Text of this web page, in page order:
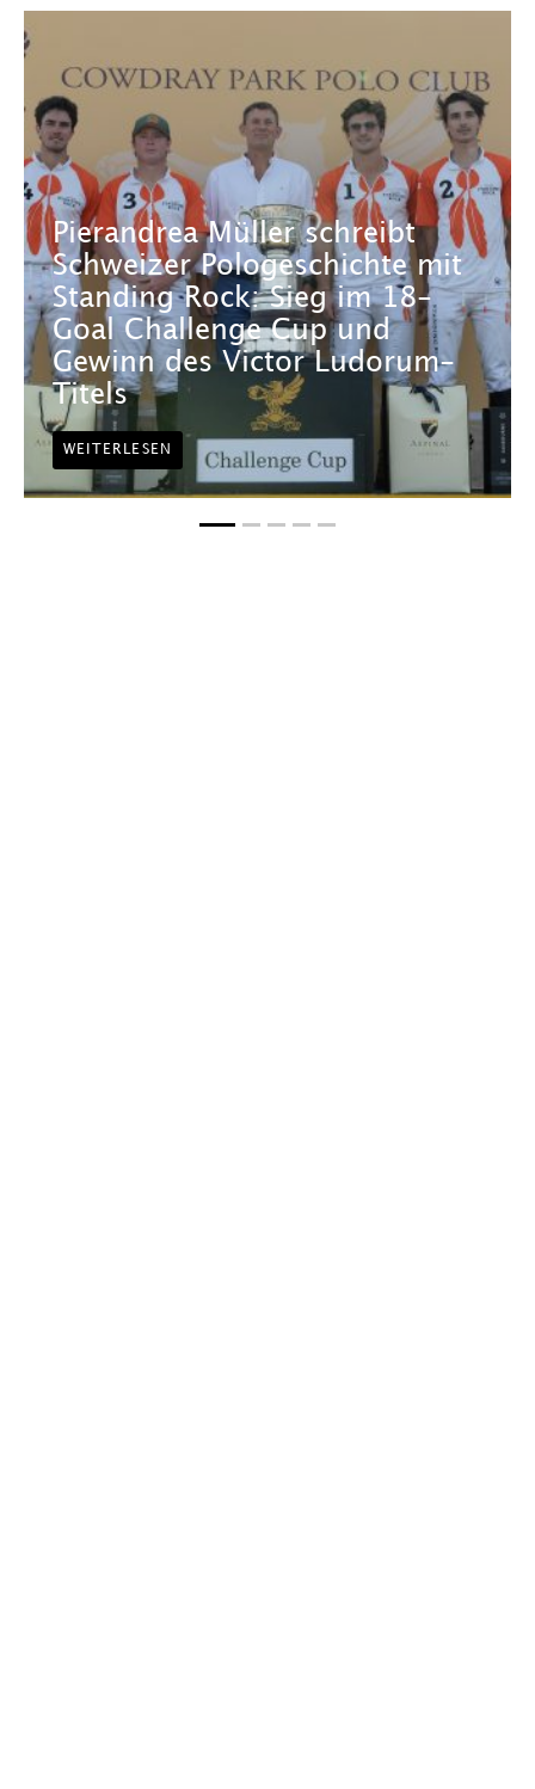
Pierandrea Müller schreibt
Schweizer Pologeschichte mit
Standing Rock: Sieg im 18-
Goal Challenge Cup und
Gewinn des Victor Ludorum-
Titels
WEITERLESEN